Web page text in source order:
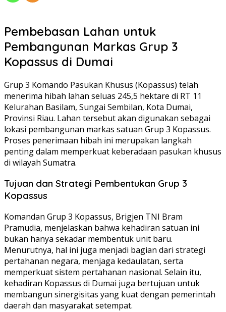
Pembebasan Lahan untuk
Pembangunan Markas Grup 3
Kopassus di Dumai
Grup 3 Komando Pasukan Khusus (Kopassus) telah
menerima hibah lahan seluas 245,5 hektare di RT 11
Kelurahan Basilam, Sungai Sembilan, Kota Dumai,
Provinsi Riau. Lahan tersebut akan digunakan sebagai
lokasi pembangunan markas satuan Grup 3 Kopassus.
Proses penerimaan hibah ini merupakan langkah
penting dalam memperkuat keberadaan pasukan khusus
di wilayah Sumatra.
Tujuan dan Strategi Pembentukan Grup 3
Kopassus
Komandan Grup 3 Kopassus, Brigjen TNI Bram
Pramudia, menjelaskan bahwa kehadiran satuan ini
bukan hanya sekadar membentuk unit baru.
Menurutnya, hal ini juga menjadi bagian dari strategi
pertahanan negara, menjaga kedaulatan, serta
memperkuat sistem pertahanan nasional. Selain itu,
kehadiran Kopassus di Dumai juga bertujuan untuk
membangun sinergisitas yang kuat dengan pemerintah
daerah dan masyarakat setempat.